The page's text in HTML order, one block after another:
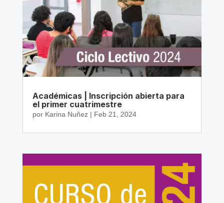
Académicas | Inscripción abierta para
el primer cuatrimestre
por Karina Nuñez| Feb 21, 2024